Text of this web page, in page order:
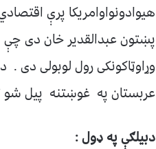
هیوادونواوامریکا پرې
پښتون عبدالقدیر خان دی چې
وړاوټاکونکی رول لوبولی دی
عربستان په غوښتنه پیل شو
دبیلګې په ډول :